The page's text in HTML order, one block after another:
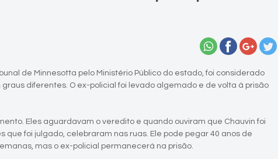
de Minnesotta pelo Ministério Público do estado, foi considerado
diferentes. O ex-policial foi levado algemado e de volta à prisão
Eles aguardavam o veredito e quando ouviram que Chauvin foi
que foi julgado, celebraram nas ruas. Ele pode pegar 40 anos de
mas o ex-policial permanecerá na prisão.